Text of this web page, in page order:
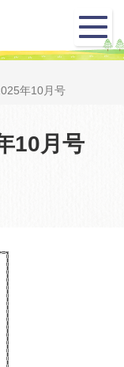
メ
ニ
ュ
年10月号
10月号